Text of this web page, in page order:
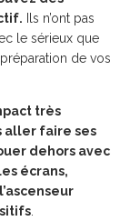
Ils n’ont pas
le sérieux que
de vos
très
aller faire ses
dehors avec
écrans,